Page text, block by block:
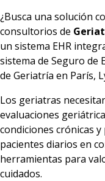
¿Busca una solución
consultorios de
un sistema EHR
sistema de Seguro de
de Geriatría en París,
Los geriatras
evaluaciones
condiciones crónicas
pacientes diarios en
herramientas para
cuidados.